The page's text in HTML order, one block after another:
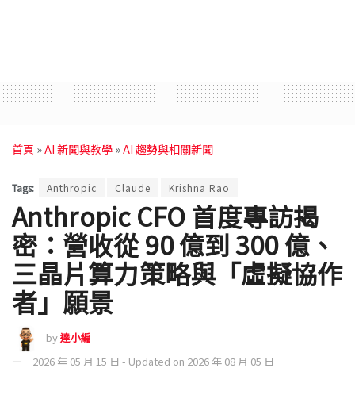
首頁 »AI 新聞與教學 »AI 趨勢與相關新聞
Tags: Anthropic Claude Krishna Rao
Anthropic CFO 首度專訪揭
密：營收從 90 億到 300 億、
三晶片算力策略與「虛擬協作
者」願景
by達小編
2026 年 05 月 15 日 - Updated on 2026 年 08 月 05 日